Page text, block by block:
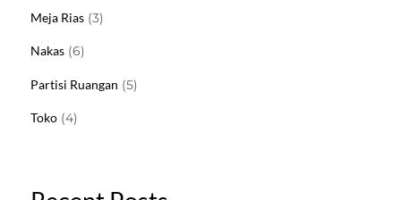
Meja Rias 33
Nakas 66
Partisi Ruangan 55
Toko 44